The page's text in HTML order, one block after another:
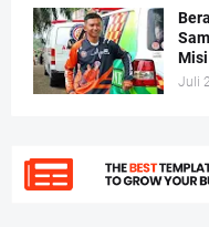
Juli